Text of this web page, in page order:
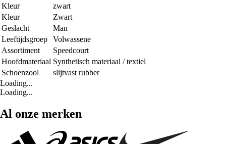
Kleur
zwart
Kleur
Zwart
Geslacht
Man
Leeftijdsgroep
Volwassene
Assortiment
Speedcourt
Hoofdmateriaal Synthetisch materiaal / textiel
Schoenzool
slijtvast rubber
Loading...
Loading...
Al onze merken